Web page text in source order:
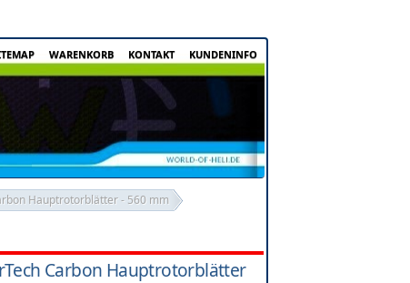
WARENKORB KONTAKT KUNDENINFO
Hauptrotorblätter - 560 mm
Carbon Hauptrotorblätter